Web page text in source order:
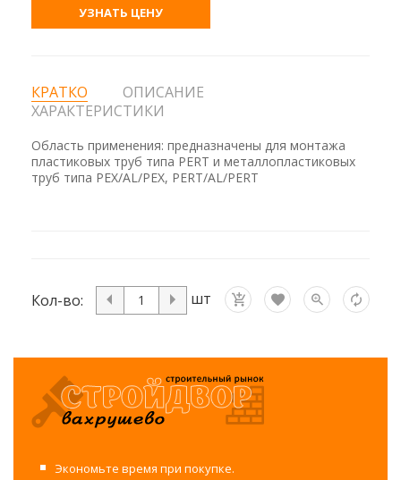
УЗНАТЬ ЦЕНУ
КРАТКО
ОПИСАНИЕ
ХАРАКТЕРИСТИКИ
Область применения: предназначены для монтажа
пластиковых труб типа PERT и металлопластиковых
труб типа PEX/AL/PEX, PERT/AL/PERT
Кол-во: шт
Экономьте время при покупке.